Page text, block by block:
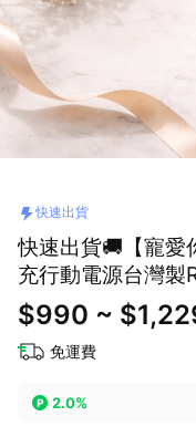
快速出貨
快速出貨🚚【寵愛
$990 ~
免運費
2.0%